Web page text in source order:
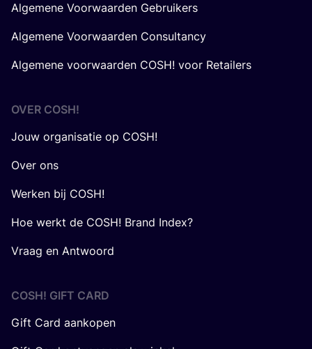
Algemene Voorwaarden Gebruikers
Algemene Voorwaarden Consultancy
Algemene voorwaarden COSH! voor Retailers
OVER COSH!
Jouw organisatie op COSH!
Over ons
Werken bij COSH!
Hoe werkt de COSH! Brand Index?
Vraag en Antwoord
COSH! GIFT CARD
Gift Card aankopen